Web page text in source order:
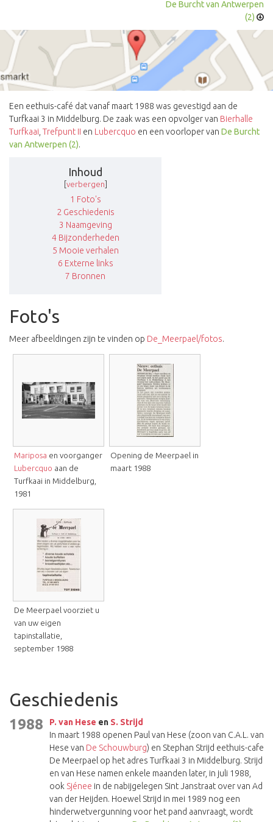
De Burcht van Antwerpen
(2)
Een eethuis-café dat vanaf maart 1988 was gevestigd aan de
Turfkaai 3 in Middelburg. De zaak was een opvolger van Bierhalle
Turfkaai Trefpunt II en Lubercquo en een voorloper van De Burcht
van Antwerpen (2).
Inhoud
verbergen
1 Foto's
2 Geschiedenis
3 Naamgeving
4 Bijzonderheden
5 Mooie verhalen
6 Externe links
7 Bronnen
Foto's
Meer afbeeldingen zijn te vinden op De_Meerpael/fotos.
Mariposa en voorganger
Lubercquo aan de
Turfkaai in Middelburg,
1981
Opening de Meerpael in
maart 1988
De Meerpael voorziet u
van uw eigen
tapinstallatie,
september 1988
Geschiedenis
1988 P. van Hese en S. Strijd
In maart 1988 openen Paul van Hese (zoon van C.A.L. van
Hese van De Schouwburg) en Stephan Strijd eethuis-cafe
De Meerpael op het adres Turfkaai 3 in Middelburg. Strijd
en van Hese namen enkele maanden later, in juli 1988,
ook Sjénee in de nabijgelegen Sint Janstraat over van Ad
van der Heijden. Hoewel Strijd in mei 1989 nog een
hinderwetvergunning voor het pand aanvraagt, wordt